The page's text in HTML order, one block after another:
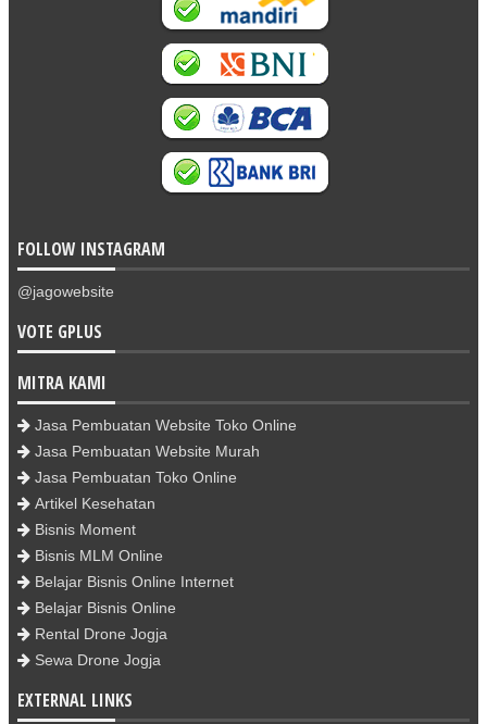
FOLLOW INSTAGRAM
@jagowebsite
VOTE GPLUS
MITRA KAMI
Jasa Pembuatan Website Toko Online
Jasa Pembuatan Website Murah
Jasa Pembuatan Toko Online
Artikel Kesehatan
Bisnis Moment
Bisnis MLM Online
Belajar Bisnis Online Internet
Belajar Bisnis Online
Rental Drone Jogja
Sewa Drone Jogja
EXTERNAL LINKS